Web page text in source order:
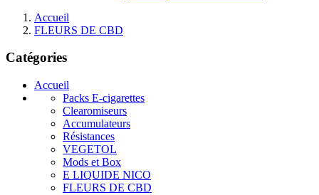
Accueil
FLEURS DE CBD
Catégories
Accueil
Packs E-cigarettes
Clearomiseurs
Accumulateurs
Résistances
VEGETOL
Mods et Box
E LIQUIDE NICO
FLEURS DE CBD